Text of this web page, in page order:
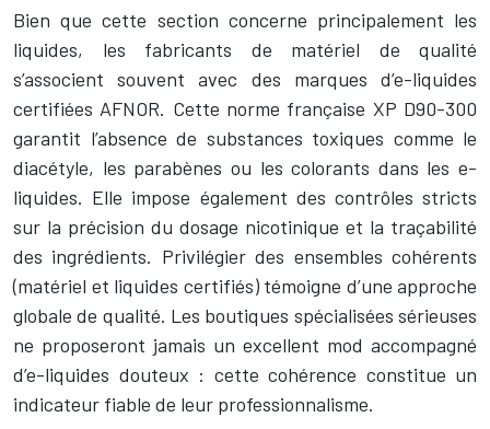
Bien que cette section concerne principalement les
liquides, les fabricants de matériel de qualité
s’associent souvent avec des marques d’e-liquides
certifiées AFNOR. Cette norme française XP D90-300
garantit l’absence de substances toxiques comme le
diacétyle, les parabènes ou les colorants dans les e-
liquides. Elle impose également des contrôles stricts
sur la précision du dosage nicotinique et la traçabilité
des ingrédients. Privilégier des ensembles cohérents
(matériel et liquides certifiés) témoigne d’une approche
globale de qualité. Les boutiques spécialisées sérieuses
ne proposeront jamais un excellent mod accompagné
d’e-liquides douteux : cette cohérence constitue un
indicateur fiable de leur professionnalisme.